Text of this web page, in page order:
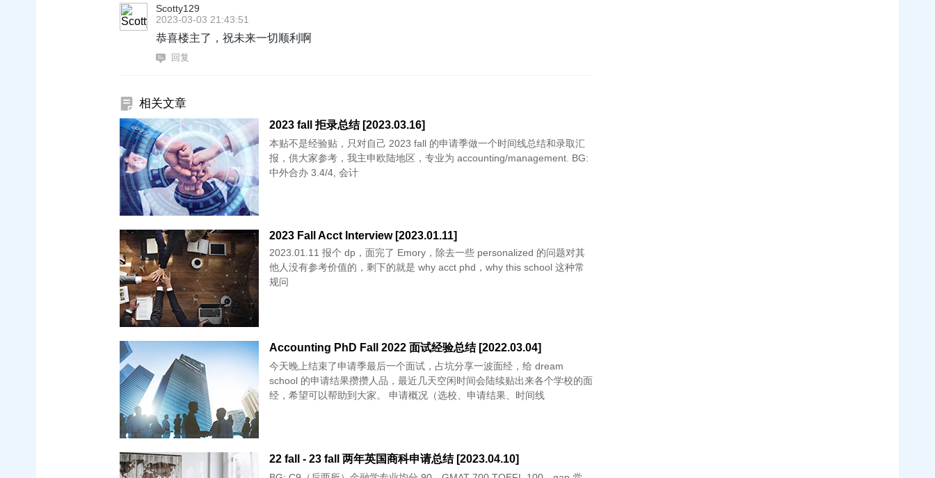
Scotty129
2023-03-03 21:43:51
恭喜楼主了，祝未来一切顺利啊
回复
相关文章
2023 fall 拒录总结 [2023.03.16]
本贴不是经验贴，只对自己 2023 fall 的申请季做一个时间线总结和录取汇
报，供大家参考，我主申欧陆地区，专业为 accounting/management. BG:
中外合办 3.4/4, 会计
2023 Fall Acct Interview [2023.01.11]
2023.01.11 报个 dp，面完了 Emory，除去一些 personalized 的问题对其
他人没有参考价值的，剩下的就是 why acct phd，why this school 这种常
规问
Accounting PhD Fall 2022 面试经验总结 [2022.03.04]
今天晚上结束了申请季最后一个面试，占坑分享一波面经，给 dream
school 的申请结果攒攒人品，最近几天空闲时间会陆续贴出来各个学校的面
经，希望可以帮助到大家。 申请概况（选校、申请结果、时间线
22 fall - 23 fall 两年英国商科申请总结 [2023.04.10]